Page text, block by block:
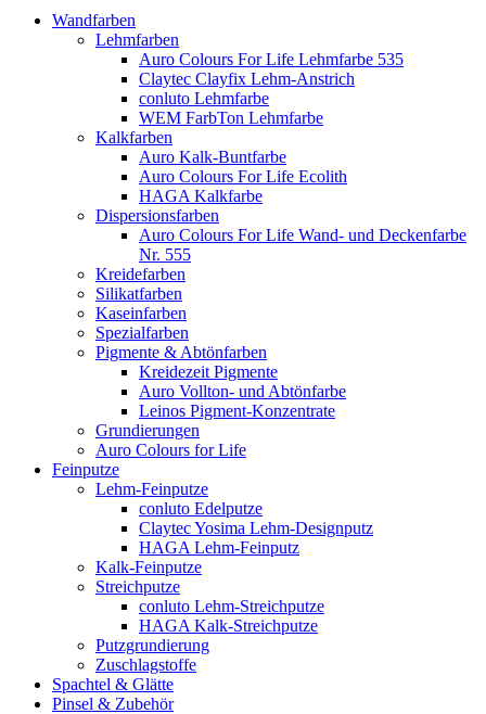
Wandfarben
Lehmfarben
Auro Colours For Life Lehmfarbe 535
Claytec Clayfix Lehm-Anstrich
conluto Lehmfarbe
WEM FarbTon Lehmfarbe
Kalkfarben
Auro Kalk-Buntfarbe
Auro Colours For Life Ecolith
HAGA Kalkfarbe
Dispersionsfarben
Auro Colours For Life Wand- und Deckenfarbe
Nr. 555
Kreidefarben
Silikatfarben
Kaseinfarben
Spezialfarben
Pigmente & Abtönfarben
Kreidezeit Pigmente
Auro Vollton- und Abtönfarbe
Leinos Pigment-Konzentrate
Grundierungen
Auro Colours for Life
Feinputze
Lehm-Feinputze
conluto Edelputze
Claytec Yosima Lehm-Designputz
HAGA Lehm-Feinputz
Kalk-Feinputze
Streichputze
conluto Lehm-Streichputze
HAGA Kalk-Streichputze
Putzgrundierung
Zuschlagstoffe
Spachtel & Glätte
Pinsel & Zubehör